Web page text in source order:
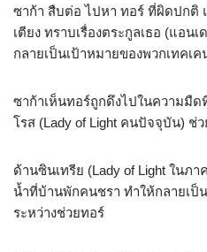
ซาก้า สืบต่อ ไปหา ทอร์ ที่ผิดปกติ
เตียง ทราบเรื่องตระกูลเธอ (แอน
กลายเป็นเป้าหมายของพวกเทคเค
ซาก้าเห็นทอร์ถูกดึงไปในความมื
โรส (Lady of Light คนปัจจุบัน) ช่
ด้านซินเทรีย (Lady of Light ในภ
น้ำที่บ้านพักคนชรา ทำให้กลายเป็
ระหว่างช่วยทอร์